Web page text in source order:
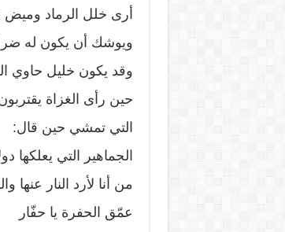
أرى خلل الرماد وميض
ويوشك أن يكون له
وقد يكون خليل حاوي
التي تمشي حين قال:
الجماهير التي يعلكها
من أنا لأرد النار عنها
عمّق الحفرة يا حفّار